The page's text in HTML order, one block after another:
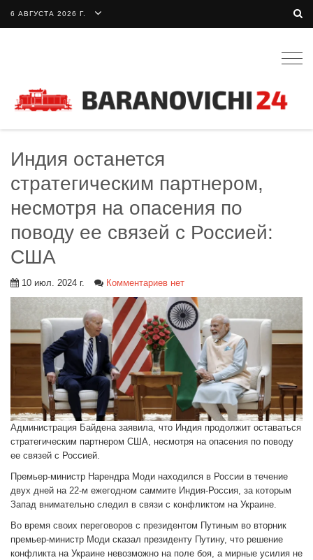
6 АВГУСТА 2026 Г.
Индия останется
стратегическим партнером,
несмотря на опасения по
поводу ее связей с Россией:
США
10 июл. 2024 г. Комментариев нет
Администрация Байдена заявила, что Индия продолжит оставаться
стратегическим партнером США, несмотря на опасения по поводу
ее связей с Россией.
Премьер-министр Нарендра Моди находился в России в течение
двух дней на 22-м ежегодном саммите Индия-Россия, за которым
Запад внимательно следил в связи с конфликтом на Украине.
Во время своих переговоров с президентом Путиным во вторник
премьер-министр Моди сказал президенту Путину, что решение
конфликта на Украине невозможно на поле боя, а мирные усилия не